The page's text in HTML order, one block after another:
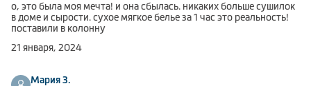
Сравнить
о, это была моя мечта! и она сбылась. никаких больше сушилок
в доме и сырости. сухое мягкое белье за 1 час это реальность!
поставили в колонну
21 января, 2024
Мария З.